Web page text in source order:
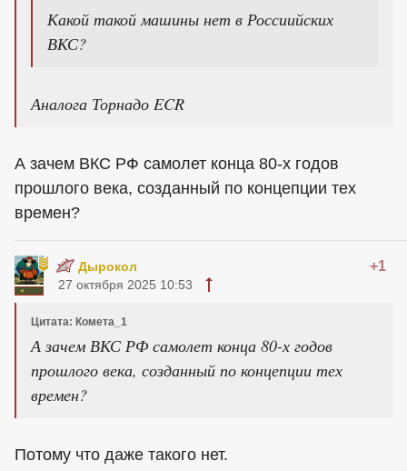
Какой такой машины нет в Россиийских
ВКС?
Аналога Торнадо ECR
А зачем ВКС РФ самолет конца 80-х годов
прошлого века, созданный по концепции тех
времен?
Дырокол +1
27 октября 2025 10:53
Цитата: Комета_1
А зачем ВКС РФ самолет конца 80-х годов
прошлого века, созданный по концепции тех
времен?
Потому что даже такого нет.